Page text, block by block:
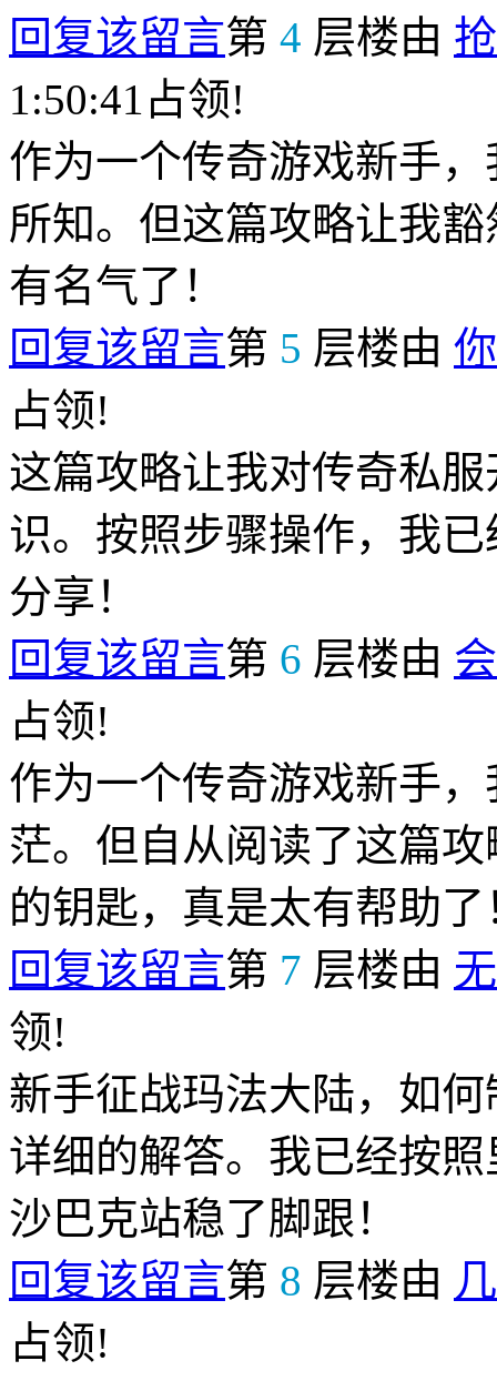
回复该留言第 4 层楼由
1:50:41占领!
作为一个传奇游戏新手
所知。但这篇攻略让我
有名气了！
回复该留言第 5 层楼由
占领!
这篇攻略让我对传奇私
识。按照步骤操作，我
分享！
回复该留言第 6 层楼由
占领!
作为一个传奇游戏新手
茫。但自从阅读了这篇
的钥匙，真是太有帮助了
回复该留言第 7 层楼由
领!
新手征战玛法大陆，如
详细的解答。我已经按
沙巴克站稳了脚跟！
回复该留言第 8 层楼由
占领!